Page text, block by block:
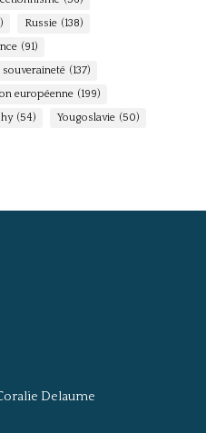
Russie (138)
(91)
souveraineté (137)
européenne (199)
(54) Yougoslavie (50)
Delaume